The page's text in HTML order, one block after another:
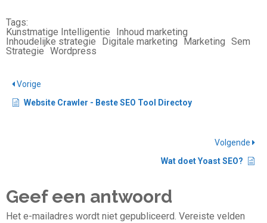
Tags:
Kunstmatige Intelligentie
Inhoud marketing
Inhoudelijke strategie
Digitale marketing Marketing Sem
Strategie Wordpress
Vorige
Website Crawler - Beste SEO Tool Directoy
Volgende
Wat doet Yoast SEO?
Geef een antwoord
Het e-mailadres wordt niet gepubliceerd. Vereiste velden